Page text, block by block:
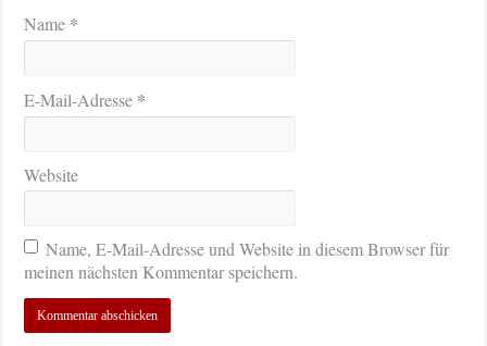
Name *
E-Mail-Adresse *
Website
Name, E-Mail-Adresse und Website in diesem Browser für
meinen nächsten Kommentar speichern.